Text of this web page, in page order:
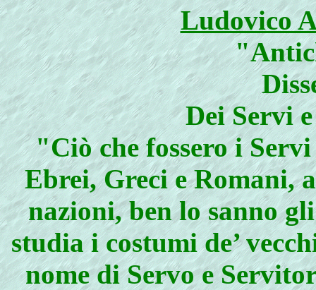
Ludovico
Dei Servi
"Ciò che fossero i
Ebrei, Greci e Romani,
nazioni, ben lo sanno
studia i costumi de’
nome di Servo e